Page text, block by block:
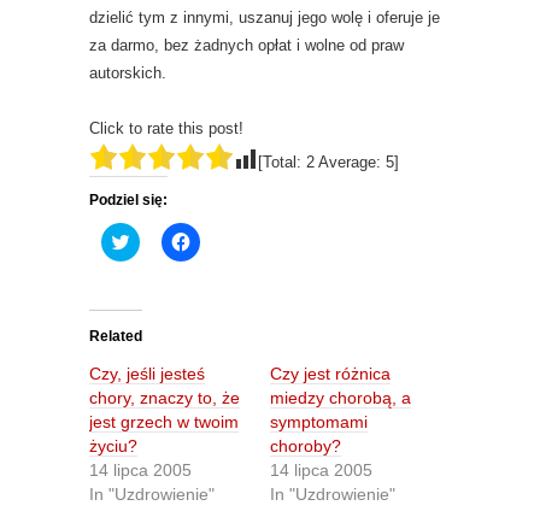
dzielić tym z innymi, uszanuj jego wolę i oferuje je
za darmo, bez żadnych opłat i wolne od praw
autorskich.
Click to rate this post!
[Total: 2 Average: 5]
Podziel się:
C
l
t
o
s
a
e
o
n
T
w
i
t
C
l
h
a
r
e
o
c
e
Related
Czy, jeśli jesteś
chory, znaczy to, że
jest grzech w twoim
życiu?
14 lipca 2005
In "Uzdrowienie"
Czy jest różnica
miedzy chorobą, a
symptomami
choroby?
14 lipca 2005
In "Uzdrowienie"